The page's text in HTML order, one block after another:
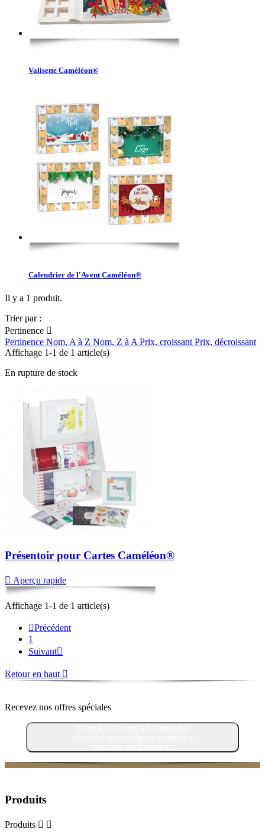
Valisette Caméléon®
Calendrier de l'Avent Caméléon®
Il y a 1 produit.
Trier par :
Pertinence 
Pertinence Nom, A à Z Nom, Z à A Prix, croissant Prix, décroissant
Affichage 1-1 de 1 article(s)
En rupture de stock
Présentoir pour Cartes Caméléon®
 Aperçu rapide
Affichage 1-1 de 1 article(s)
Précédent
1
Suivant
Retour en haut 
Recevez nos offres spéciales
Produits
Produits  